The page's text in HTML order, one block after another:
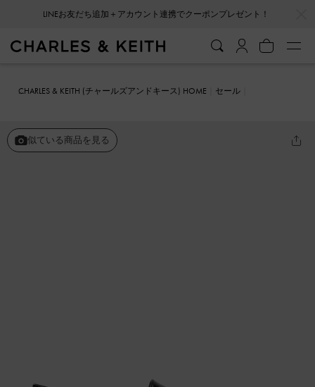
LINEお友だち追加＋アカウント連携でクーポンプレゼント！
CHARLES & KEITH (チャールズアンドキース) HOME
セール
似ている商品を見る